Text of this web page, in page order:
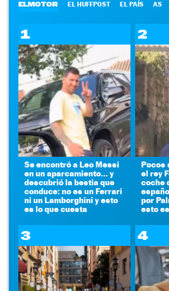
ELMOTOR EL HUFFPOST EL PAÍS AS
1
Se encontró a Leo Messi
en un aparcamiento... y
descubrió la bestia que
conduce: no es un Ferrari
ni un Lamborghini y esto
es lo que cuesta
2
Pocos
el rey
coche
por
esto
3 4